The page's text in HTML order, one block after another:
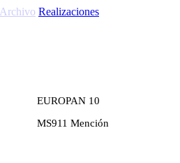
Archivo Realizaciones
EUROPAN 10
MS911 Mención